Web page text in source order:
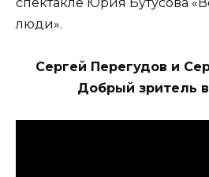
люди».
Сергей Перегудов и
Добрый зритель